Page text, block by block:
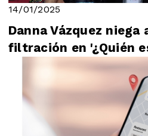
14/01/2025
Danna Vázquez niega
filtración en '¿Quién